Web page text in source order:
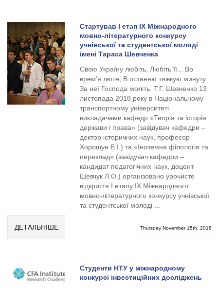
Стартував І етап ІХ Міжнародного
мовно-літературного конкурсу
учнівської та студентської молоді
імені Тараса Шевченка
Свою Україну любіть, Любіть її... Во
врем’я люте, В останню тяжкую минуту
За неї Господа моліть. Т.Г. Шевченко 13
листопада 2018 року в Національному
транспортному університеті
викладачами кафедр «Теорія та історія
держави і права» (завідувач кафедри –
доктор історичних наук, професор
Хорошун Б.І.) та «Іноземна філологія та
переклад» (завідувач кафедри –
кандидат педагогічних наук, доцент
Шевчук Л.О.) організовано урочисте
відкриття І етапу ІХ Міжнародного
мовно-літературного конкурсу учнівської
та студентської молоді ...
ДЕТАЛЬНІШЕ Thursday November 15th, 2018
Студенти НТУ у міжнародному
конкурсі інвестиційних досліджень